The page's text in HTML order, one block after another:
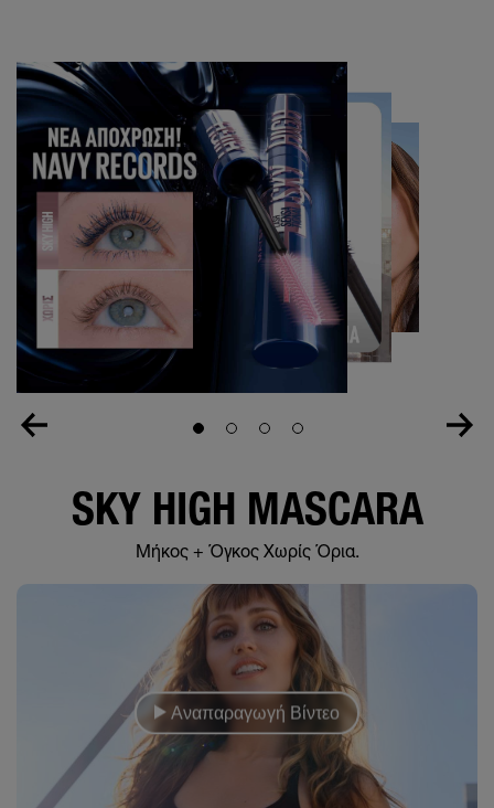
Slide 1Slide 2Slide 3Slide 4
SKY HIGH MASCARA​
Μήκος + Όγκος Χωρίς Όρια.
Αναπαραγωγή Βίντεο